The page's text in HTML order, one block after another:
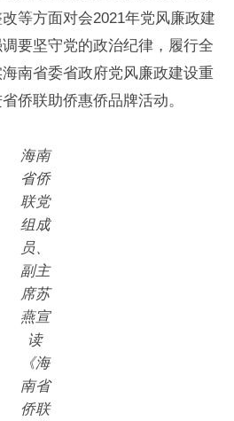
等方面对会2021年党风廉政建
要坚守党的政治纪律，履行全
南省委省政府党风廉政建设重
侨联助侨惠侨品牌活动。
海南
省侨
联党
组成
员、
副主
席苏
燕宣
读
《海
南省
侨联